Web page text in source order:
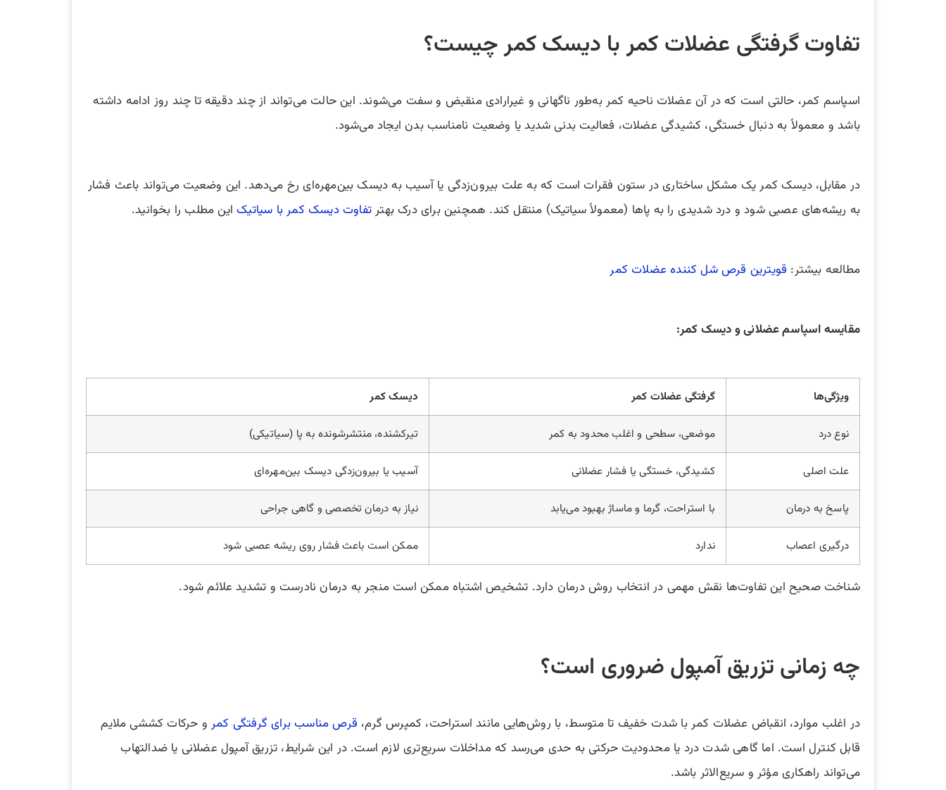
تفاوت گرفتگی عضلات کمر با دیسک کمر چیست؟
اسپاسم کمر، حالتی است که در آن عضلات ناحیه کمر به‌طور ناگهانی و غیرارادی منقبض و سفت می‌شوند. این حالت می‌تواند از چند دقیقه تا چند روز ادامه داشته
باشد و معمولاً به دنبال خستگی، کشیدگی عضلات، فعالیت بدنی شدید یا وضعیت نامناسب بدن ایجاد می‌شود.
در مقابل، دیسک کمر یک مشکل ساختاری در ستون فقرات است که به علت بیرون‌زدگی یا آسیب به دیسک بین‌مهره‌ای رخ می‌دهد. این وضعیت می‌تواند باعث فشار
به ریشه‌های عصبی شود و درد شدیدی را به پاها (معمولاً سیاتیک) منتقل کند. همچنین برای درک بهترتفاوت دیسک کمر با سیاتیکاین مطلب را بخوانید.
مطالعه بیشتر: قویترین قرص شل کننده عضلات کمر
مقایسه اسپاسم عضلانی و دیسک کمر:
ویژگی‌ها گرفتگی عضلات کمر دیسک کمر
نوع درد موضعی، سطحی و اغلب محدود به کمر تیرکشنده، منتشرشونده به پا (سیاتیکی)
علت اصلی کشیدگی، خستگی یا فشار عضلانی آسیب یا بیرون‌زدگی دیسک بین‌مهره‌ای
پاسخ به درمان با استراحت، گرما و ماساژ بهبود می‌یابد نیاز به درمان تخصصی و گاهی جراحی
درگیری اعصاب ندارد ممکن است باعث فشار روی ریشه عصبی شود
شناخت صحیح این تفاوت‌ها نقش مهمی در انتخاب روش درمان دارد. تشخیص اشتباه ممکن است منجر به درمان نادرست و تشدید علائم شود.
چه زمانی تزریق آمپول ضروری است؟
در اغلب موارد، انقباض عضلات کمر با شدت خفیف تا متوسط، با روش‌هایی مانند استراحت، کمپرس گرم، قرص مناسب برای گرفتگی کمر و حرکات کششی ملایم
قابل کنترل است. اما گاهی شدت درد یا محدودیت حرکتی به حدی می‌رسد که مداخلات سریع‌تری لازم است. در این شرایط، تزریق آمپول عضلانی یا ضدالتهاب
می‌تواند راهکاری مؤثر و سریع‌الاثر باشد.